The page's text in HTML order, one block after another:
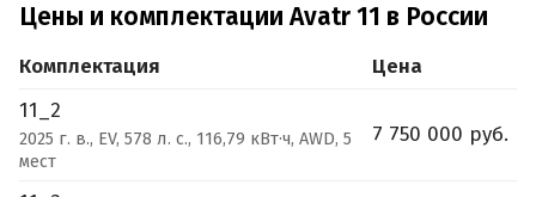
Цены и комплектации Avatr 11 в России
Комплектация
Цена
11_2
2025 г. в., EV, 578 л. с., 116,79 кВт·ч, AWD, 5
мест
7 750 000 руб.